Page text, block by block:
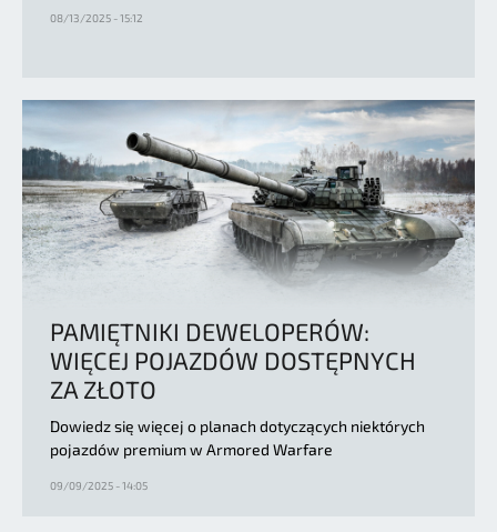
08/13/2025 - 15:12
PAMIĘTNIKI DEWELOPERÓW:
WIĘCEJ POJAZDÓW DOSTĘPNYCH
ZA ZŁOTO
Dowiedz się więcej o planach dotyczących niektórych
pojazdów premium w Armored Warfare
09/09/2025 - 14:05